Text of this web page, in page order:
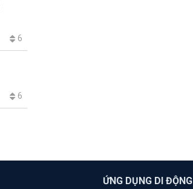
6
6
ỨNG DỤNG DI ĐỘNG